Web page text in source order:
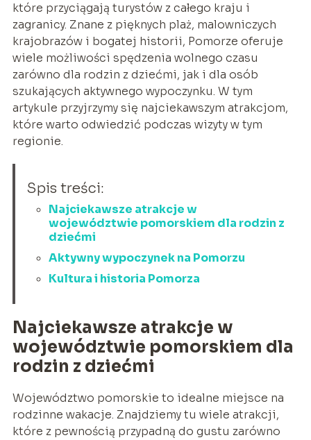
które przyciągają turystów z całego kraju i
zagranicy. Znane z pięknych plaż, malowniczych
krajobrazów i bogatej historii, Pomorze oferuje
wiele możliwości spędzenia wolnego czasu
zarówno dla rodzin z dziećmi, jak i dla osób
szukających aktywnego wypoczynku. W tym
artykule przyjrzymy się najciekawszym atrakcjom,
które warto odwiedzić podczas wizyty w tym
regionie.
Spis treści:
Najciekawsze atrakcje w
województwie pomorskiem dla rodzin z
dziećmi
Aktywny wypoczynek na Pomorzu
Kultura i historia Pomorza
Najciekawsze atrakcje w
województwie pomorskiem dla
rodzin z dziećmi
Województwo pomorskie to idealne miejsce na
rodzinne wakacje. Znajdziemy tu wiele atrakcji,
które z pewnością przypadną do gustu zarówno